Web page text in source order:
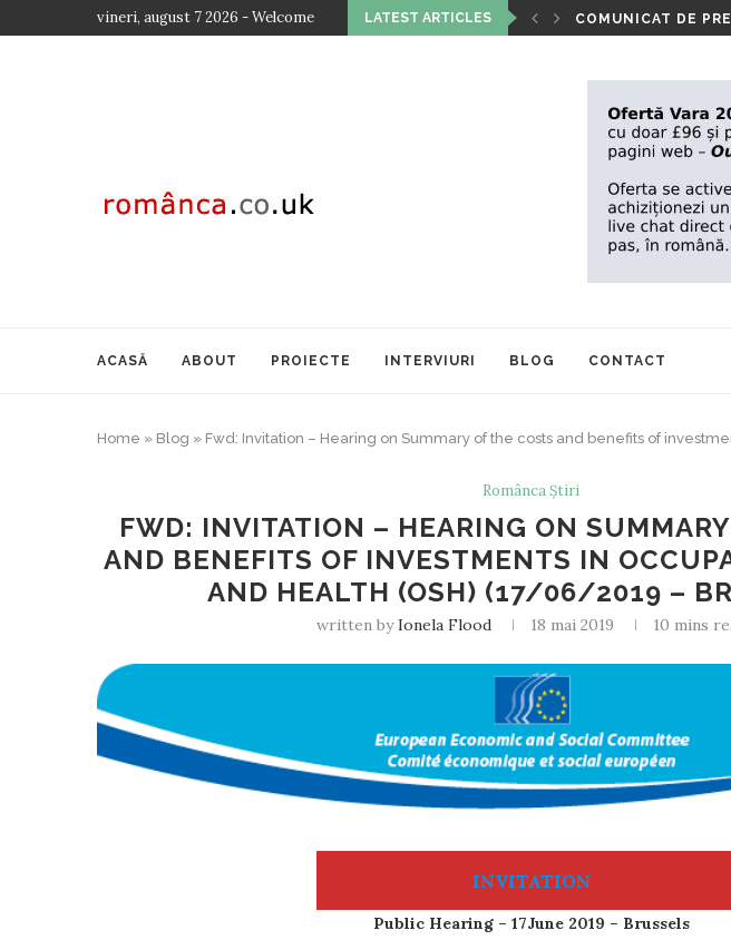
vineri, august 7 2026 - Welcome LATEST ARTICLES
TOAMNA CULTURALĂ ROMÂNEASCĂ LA VIENA – EDIȚIA A... COMUNICAT DE
ACASĂ ABOUT PROIECTE INTERVIURI BLOG CONTACT
Home » Blog » Fwd: Invitation – Hearing on Summary of the costs and benefits of
Românca Știri
FWD: INVITATION – HEARING ON
AND BENEFITS OF INVESTMENTS IN
AND HEALTH (OSH) (17/06/2019 –
written byIonela Flood 18 mai 2019 10 mins
INVITATION
Public Hearing – 17June 2019 – Brussels